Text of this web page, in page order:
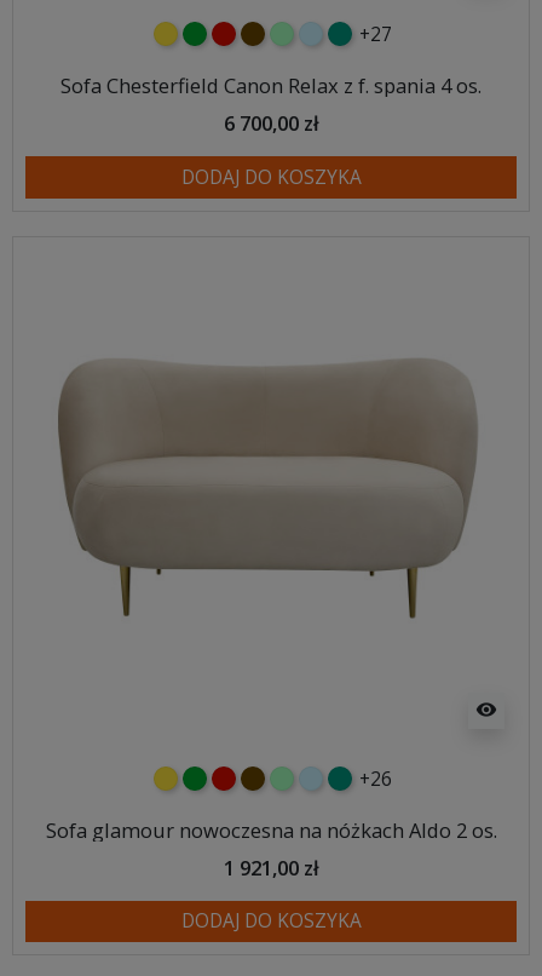
żółtyzielonyczerwony
czekoladowy
miętowybłękitny
turkusowy
+27
Sofa Chesterfield Canon Relax z f. spania 4 os.
6 700,00 zł
DODAJ DO KOSZYKA
visibility
żółtyzielonyczerwony
czekoladowy
miętowybłękitny
turkusowy
+26
Sofa glamour nowoczesna na nóżkach Aldo 2 os.
1 921,00 zł
DODAJ DO KOSZYKA